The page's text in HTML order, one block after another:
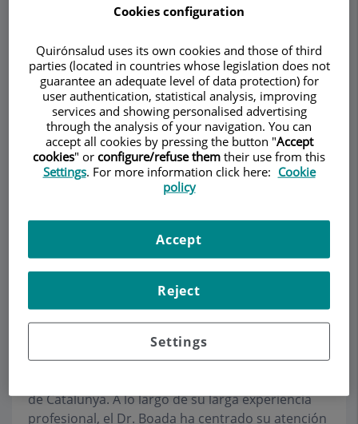
DescripcióServeisEquipContacte Horari
Demanar Cita
Descripció
es licenciado en Medicina y
Traumatología por la Facultad de Medicina de
Barcelona. Tras la especialización, realizó la
residencia en la CWRU de Cleveland (Estados
Unidos) y se diplomó en Cirugía Ortopédica y
Traumatología por el "American Board of
Orthopaedic Surgery".
Se incorporó a Centro Médico Teknon en 1995
de Catalunya. A lo largo de su larga experiencia
profesional, el Dr. Boada ha centrado su atención
Cookies configuration
Quirónsalud uses its own cookies and those of third
parties (located in countries whose legislation does not
guarantee an adequate level of data protection) for
user authentication, statistical analysis, improving
services and showing personalised advertising
through the analysis of your navigation. You can
accept all cookies by pressing the button "Accept
cookies" or configure/refuse them their use from this
Settings. For more information click here: Cookie
policy
Settings
Reject
Accept